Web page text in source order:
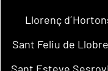
Llorenç
Sant Feliu de